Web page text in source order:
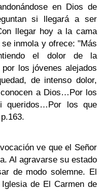
en Dios de
si llegará a ser
llegar hoy a la cama
inmola y ofrece: "Más
el dolor de la
los jóvenes alejados
de intenso dolor,
a Dios…Por los
queridos…Por los que
ve que el Señor
Al agravarse su estado
de modo solemne. El
de El Carmen de